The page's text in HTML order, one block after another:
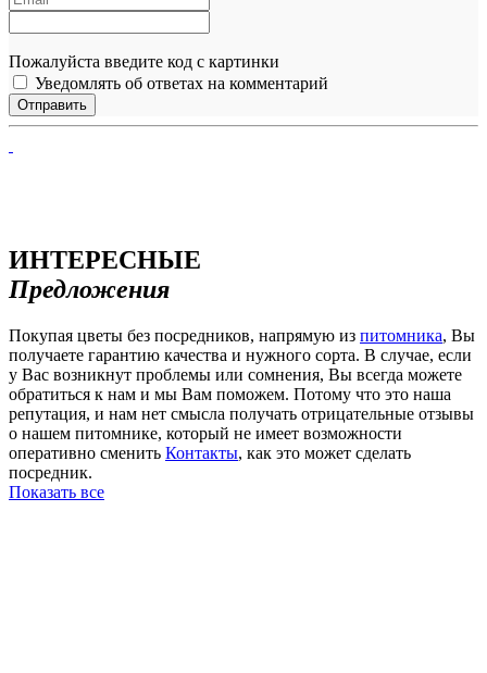
Пожалуйста введите код с картинки
Уведомлять об ответах на комментарий
ИНТЕРЕСНЫЕ
Предложения
Покупая цветы без посредников, напрямую из питомника, Вы
получаете гарантию качества и нужного сорта. В случае, если
у Вас возникнут проблемы или сомнения, Вы всегда можете
обратиться к нам и мы Вам поможем. Потому что это наша
репутация, и нам нет смысла получать отрицательные отзывы
о нашем питомнике, который не имеет возможности
оперативно сменить Контакты, как это может сделать
посредник.
Показать все